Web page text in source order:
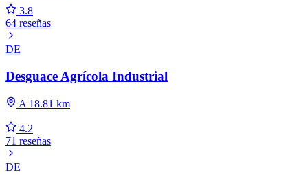
3.8
64 reseñas
DE
Desguace Agrícola Industrial
A 18.81 km
4.2
71 reseñas
DE